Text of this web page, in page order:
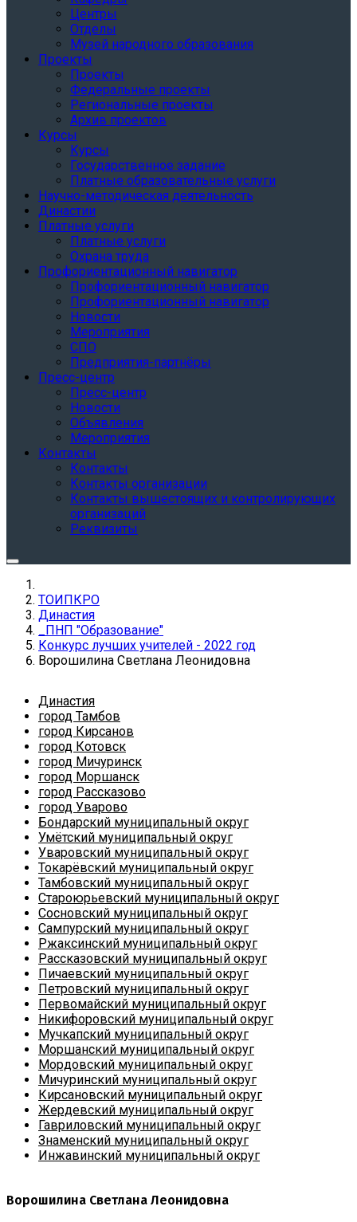
Центры
Отделы
Музей народного образования
Проекты
Проекты
Федеральные проекты
Региональные проекты
Архив проектов
Курсы
Курсы
Государственное задание
Платные образовательные услуги
Научно-методическая деятельность
Династии
Платные услуги
Платные услуги
Охрана труда
Профориентационный навигатор
Профориентационный навигатор
Профориентационный навигатор
Новости
Мероприятия
СПО
Предприятия-партнёры
Пресс-центр
Пресс-центр
Новости
Объявления
Мероприятия
Контакты
Контакты
Контакты организации
Контакты вышестоящих и контролирующих
организаций
Реквизиты
ТОИПКРО
Династия
_ПНП "Образование"
Конкурс лучших учителей - 2022 год
Ворошилина Светлана Леонидовна
Династия
город Тамбов
город Кирсанов
город Котовск
город Мичуринск
город Моршанск
город Рассказово
город Уварово
Бондарский муниципальный округ
Умётский муниципальный округ
Уваровский муниципальный округ
Токарёвский муниципальный округ
Тамбовский муниципальный округ
Староюрьевский муниципальный округ
Сосновский муниципальный округ
Сампурский муниципальный округ
Ржаксинский муниципальный округ
Рассказовский муниципальный округ
Пичаевский муниципальный округ
Петровский муниципальный округ
Первомайский муниципальный округ
Никифоровский муниципальный округ
Мучкапский муниципальный округ
Моршанский муниципальный округ
Мордовский муниципальный округ
Мичуринский муниципальный округ
Кирсановский муниципальный округ
Жердевский муниципальный округ
Гавриловский муниципальный округ
Знаменский муниципальный округ
Инжавинский муниципальный округ
Ворошилина Светлана Леонидовна